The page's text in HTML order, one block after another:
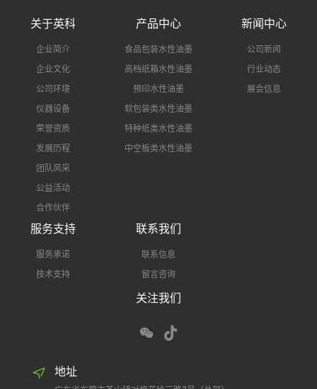
关于英科
企业简介
企业文化
公司环境
仪器设备
荣誉资质
发展历程
团队风采
公益活动
合作伙伴
产品中心
食品包装水性油墨
高档纸箱水性油墨
预印水性油墨
软包装类水性油墨
特种纸类水性油墨
中空板类水性油墨
新闻中心
公司新闻
行业动态
展会信息
服务支持
服务承诺
技术支持
联系我们
联系信息
留言咨询
关注我们
地址